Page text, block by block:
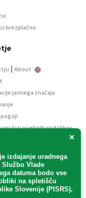
×
izdajanje uradnega
Službo Vlade
datuma bodo vse
na spletišču
Slovenije (PISRS),
brezplačno
| About
javnega značaja
varstvu osebnih podatkov